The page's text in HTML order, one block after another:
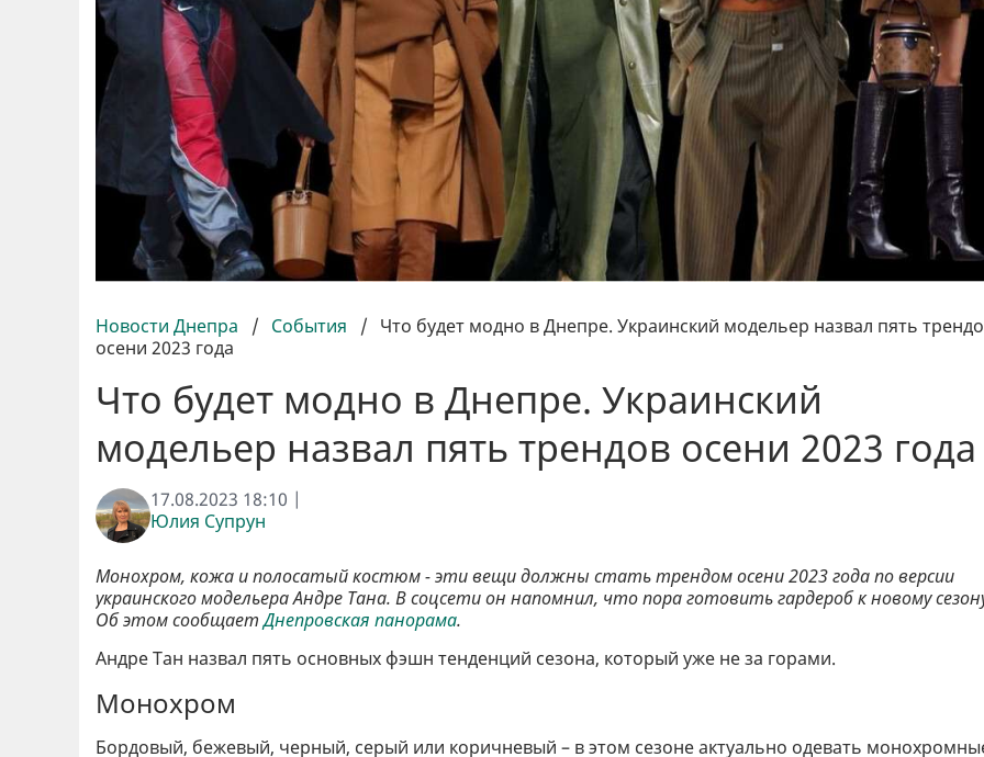
Новости Днепра / События / Что будет модно в Днепре. Украинский модельер назвал пять
осени 2023 года
Что будет модно в Днепре. Украинский
модельер назвал пять трендов осени 2023 года
17.08.2023 18:10 |
Юлия Супрун
Монохром, кожа и полосатый костюм - эти вещи должны стать трендом осени 2023 года по версии
украинского модельера Андре Тана. В соцсети он напомнил, что пора готовить гардероб к новому
Об этом сообщаетДнепровская панорама.
Андре Тан назвал пять основных фэшн тенденций сезона, который уже не за горами.
Монохром
Бордовый, бежевый, черный, серый или коричневый – в этом сезоне актуально одевать